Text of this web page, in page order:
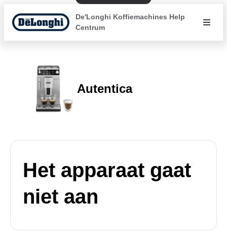
De'Longhi Koffiemachines Help
Centrum
Autentica
Het apparaat gaat
niet aan